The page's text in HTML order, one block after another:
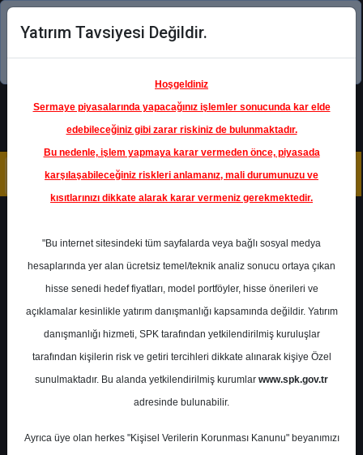
Şimdi uygulamayı indirin!
Ana Sayfa Raporlar
Phillip Capital
Rapor Detay
KARSN - Toplantı Notu
Phillip Capital 16 Mart 2026
Yatırım Tavsiyesi Değildir.
Hoşgeldiniz
Sermaye piyasalarında yapacağınız işlemler sonucunda kar elde
edebileceğiniz gibi zarar riskiniz de bulunmaktadır.
Bu nedenle, işlem yapmaya karar vermeden önce, piyasada
karşılaşabileceğiniz riskleri anlamanız, mali durumunuzu ve
kısıtlarınızı dikkate alarak karar vermeniz gerekmektedir.
"Bu internet sitesindeki tüm sayfalarda veya bağlı sosyal medya
hesaplarında yer alan ücretsiz temel/teknik analiz sonucu ortaya çıkan
hisse senedi hedef fiyatları, model portföyler, hisse önerileri ve
açıklamalar kesinlikle yatırım danışmanlığı kapsamında değildir. Yatırım
danışmanlığı hizmeti, SPK tarafından yetkilendirilmiş kuruluşlar
tarafından kişilerin risk ve getiri tercihleri dikkate alınarak kişiye Özel
sunulmaktadır. Bu alanda yetkilendirilmiş kurumlar www.spk.gov.tr
adresinde bulunabilir.
Ayrıca üye olan herkes "Kişisel Verilerin Korunması Kanunu" beyanımızı